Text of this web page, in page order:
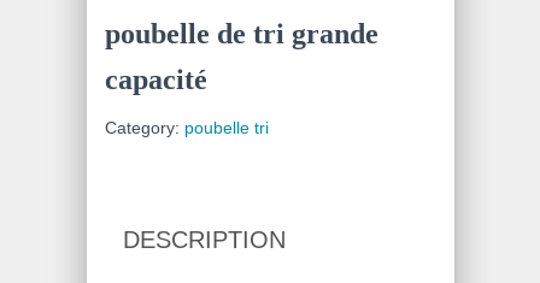
poubelle de tri grande
capacité
Category: poubelle tri
DESCRIPTION